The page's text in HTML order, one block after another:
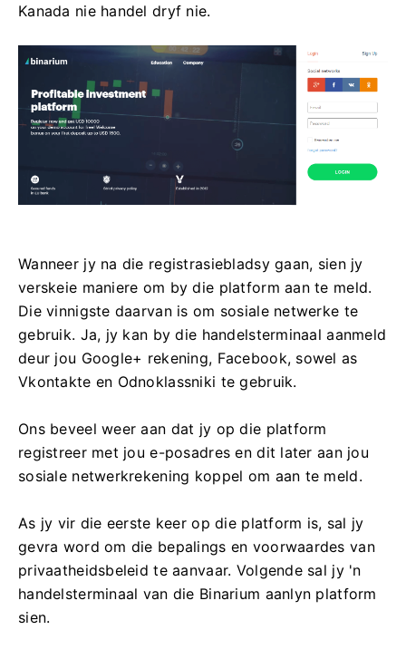
Kanada nie handel dryf nie.
Wanneer jy na die registrasiebladsy gaan, sien jy
verskeie maniere om by die platform aan te meld.
Die vinnigste daarvan is om sosiale netwerke te
gebruik. Ja, jy kan by die handelsterminaal aanmeld
deur jou Google+ rekening, Facebook, sowel as
Vkontakte en Odnoklassniki te gebruik.
Ons beveel weer aan dat jy op die platform
registreer met jou e-posadres en dit later aan jou
sosiale netwerkrekening koppel om aan te meld.
As jy vir die eerste keer op die platform is, sal jy
gevra word om die bepalings en voorwaardes van
privaatheidsbeleid te aanvaar. Volgende sal jy 'n
handelsterminaal van die Binarium aanlyn platform
sien.